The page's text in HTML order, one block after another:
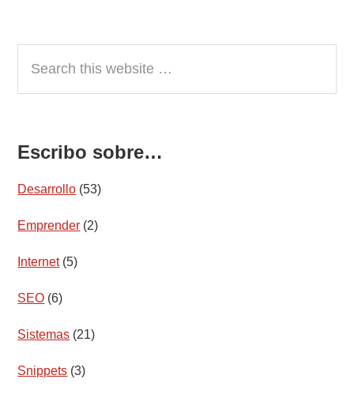
this
website
Escribo sobre…
Desarrollo (53)
Emprender (2)
Internet(5)
SEO (6)
Sistemas (21)
Snippets (3)